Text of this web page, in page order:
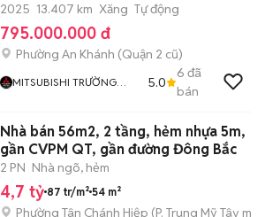
2025 13.407 km Xăng Tự động
795.000.000 đ
Phường An Khánh (Quận 2 cũ)
MITSUBISHI TRƯỜNG
5.0
6 đã
bán
Nhà bán 56m2, 2 tầng, hẻm nhựa 5m,
gần CVPM QT, gần đường Đông Bắc
2 PN Nhà ngõ, hẻm
4,7 tỷ 87 tr/m² 54 m²
Phường Tân Chánh Hiệp (P. Trung Mỹ Tây mới)